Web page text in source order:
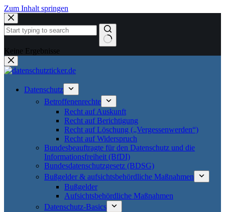
Zum Inhalt springen
Keine Ergebnisse
Datenschutz
Betroffenenrechte
Recht auf Auskunft
Recht auf Berichtigung
Recht auf Löschung („Vergessenwerden“)
Recht auf Widerspruch
Bundesbeauftragte für den Datenschutz und die
Informationsfreiheit (BfDI)
Bundesdatenschutzgesetz (BDSG)
Bußgelder & aufsichtsbehördliche Maßnahmen
Bußgelder
Aufsichtsbehördliche Maßnahmen
Datenschutz-Basics